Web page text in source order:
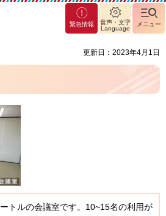
緊急情報
音声・文字
Language
メニュー
更新日：2023年4月1日
トルの会議室です。10~15名の利用が